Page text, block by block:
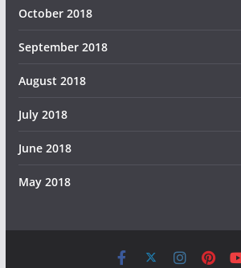
October 2018
September 2018
August 2018
July 2018
June 2018
May 2018